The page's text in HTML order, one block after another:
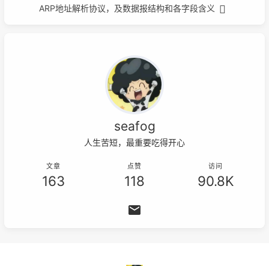
ARP地址解析协议，及数据报结构和各字段含义
seafog
人生苦短，最重要吃得开心
文章
163
点赞
118
访问
90.8K